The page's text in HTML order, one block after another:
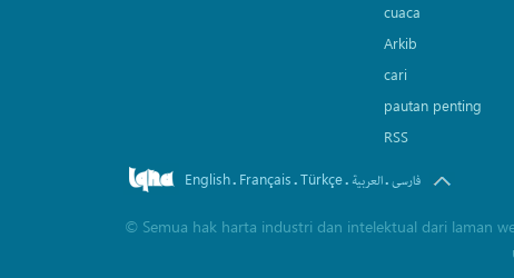
cuaca
Arkib
cari
pautan penting
RSS
English. Français.Türkçe. العربیة.فارسی
© Semua hak harta industri dan intelektual dari laman